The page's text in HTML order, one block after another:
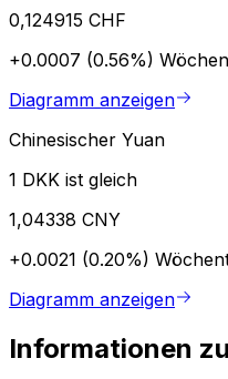
0,124915 CHF
+0.0007 (0.56%)
Diagramm anzeigen
Chinesischer Yuan
1 DKK ist gleich
1,04338 CNY
+0.0021 (0.20%)
Diagramm anzeigen
Informationen